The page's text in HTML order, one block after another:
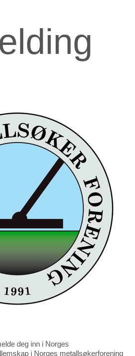
deg inn i Norges
i Norges metallsøkerforening